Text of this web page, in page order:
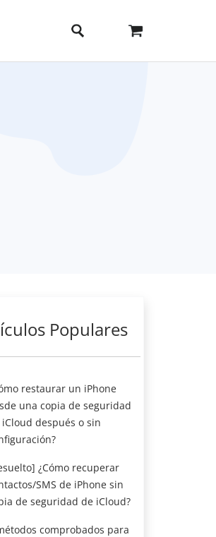
Populares
restaurar un iPhone
una copia de seguridad
después o sin
¿Cómo recuperar
SMS de iPhone sin
de seguridad de iCloud?
comprobados para